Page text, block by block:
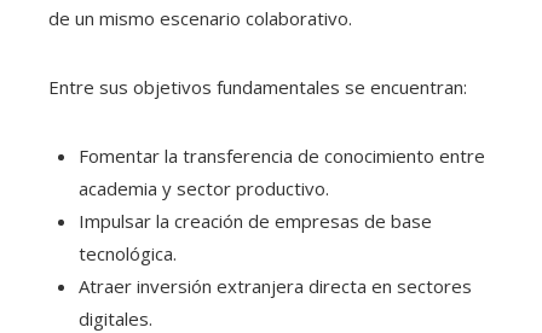
de un mismo escenario colaborativo.
Entre sus objetivos fundamentales se encuentran:
Fomentar la transferencia de conocimiento entre
academia y sector productivo.
Impulsar la creación de empresas de base
tecnológica.
Atraer inversión extranjera directa en sectores
digitales.